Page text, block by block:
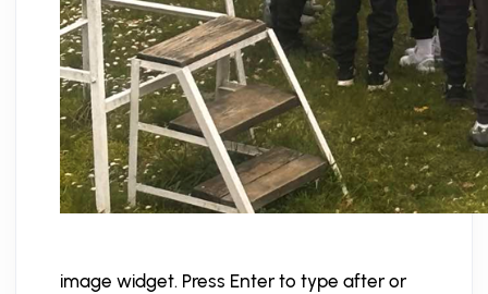
image widget. Press Enter to type after or